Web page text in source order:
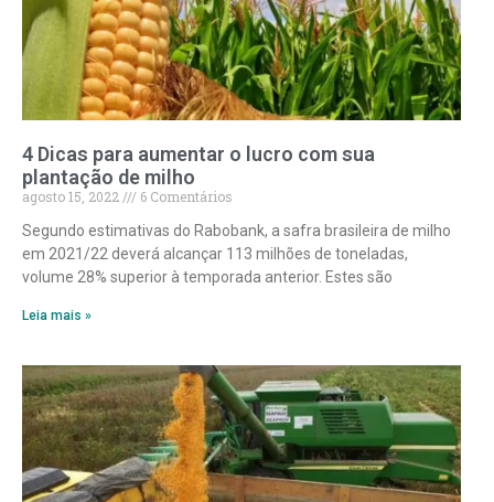
4 Dicas para aumentar o lucro com sua
plantação de milho
agosto 15, 2022
6 Comentários
Segundo estimativas do Rabobank, a safra brasileira de milho
em 2021/22 deverá alcançar 113 milhões de toneladas,
volume 28% superior à temporada anterior. Estes são
Leia mais »